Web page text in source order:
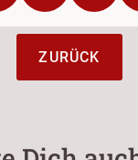
ZURÜCK